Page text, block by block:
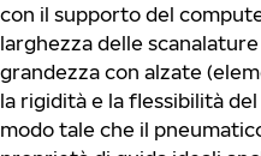
con il supporto del
larghezza delle
grandezza con alzate
la rigidità e la flessibilità
modo tale che il